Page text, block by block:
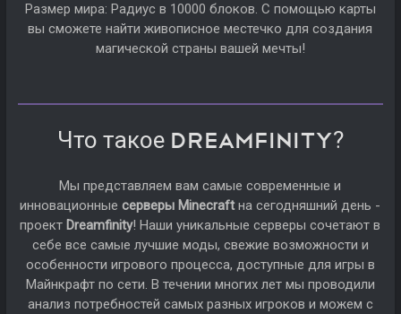
Размер мира: Радиус в 10000 блоков. С помощью карты
вы сможете найти живописное местечко для создания
магической страны вашей мечты!
Что такое Dreamfinity?
Мы представляем вам самые современные и
инновационныесерверы Minecraftна сегодняшний день -
проект Dreamfinity! Наши уникальные серверы сочетают в
себе все самые лучшие моды, свежие возможности и
особенности игрового процесса, доступные для игры в
Майнкрафт по сети. В течении многих лет мы проводили
анализ потребностей самых разных игроков и можем с